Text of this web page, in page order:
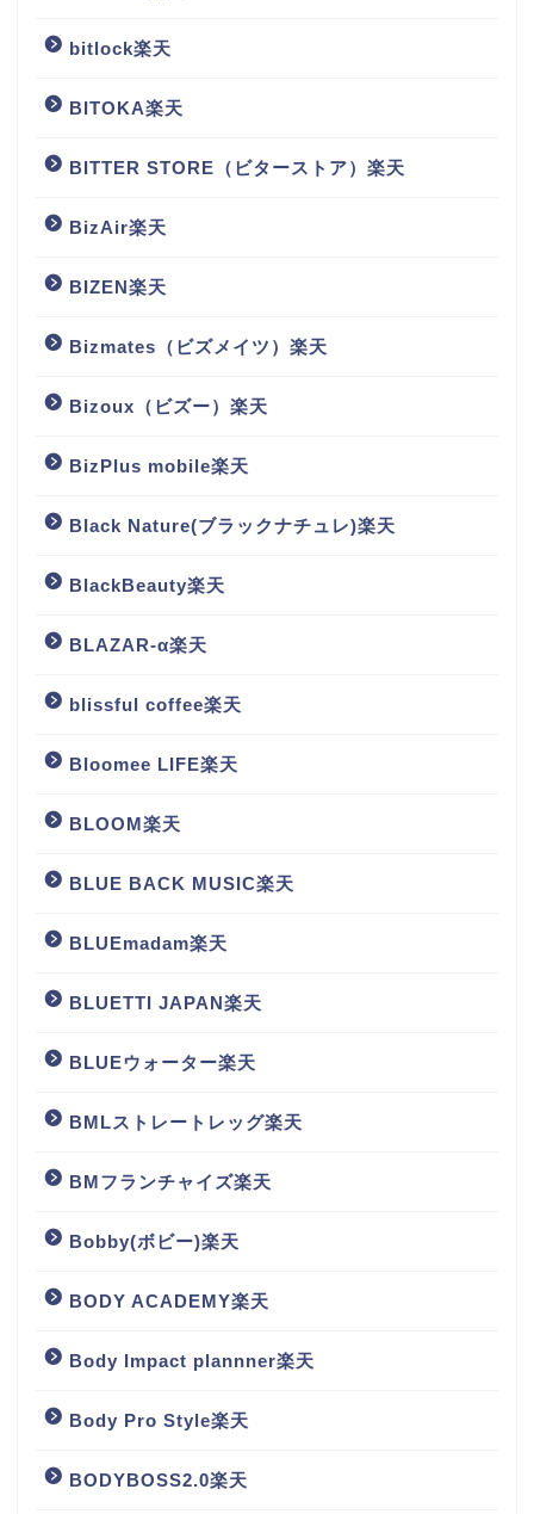
bitlock楽天
BITOKA楽天
BITTER STORE（ビターストア）楽天
BizAir楽天
BIZEN楽天
Bizmates（ビズメイツ）楽天
Bizoux（ビズー）楽天
BizPlus mobile楽天
Black Nature(ブラックナチュレ)楽天
BlackBeauty楽天
BLAZAR-α楽天
blissful coffee楽天
Bloomee LIFE楽天
BLOOM楽天
BLUE BACK MUSIC楽天
BLUEmadam楽天
BLUETTI JAPAN楽天
BLUEウォーター楽天
BMLストレートレッグ楽天
BMフランチャイズ楽天
Bobby(ボビー)楽天
BODY ACADEMY楽天
Body Impact plannner楽天
Body Pro Style楽天
BODYBOSS2.0楽天